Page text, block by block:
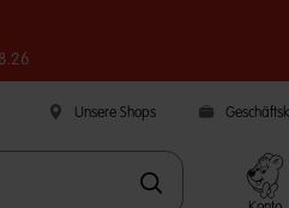
Unsere Shops